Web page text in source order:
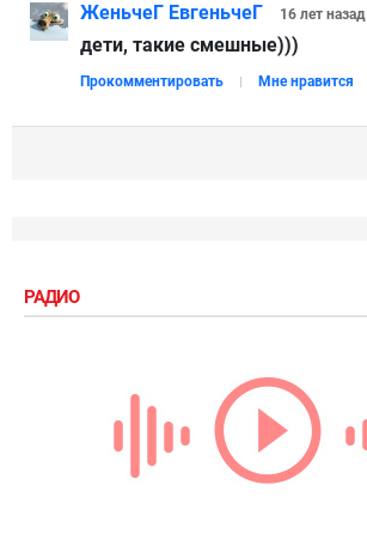
ЖеньчеГ ЕвгеньчеГ 16 лет назад
дети, такие смешные)))
Прокомментировать Мне нравится
РАДИО